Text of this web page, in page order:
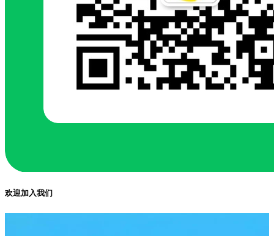
欢迎加入我们